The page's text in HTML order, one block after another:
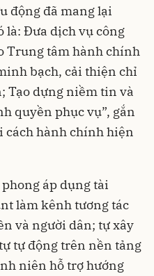
động đã mang lại
là: Đưa dịch vụ công
Trung tâm hành chính
bạch, cải thiện chỉ
Tạo dựng niềm tin và
quyền phục vụ”, gắn
cách hành chính hiện
áp dụng tài
làm kênh tương tác
và người dân; tự xây
tự động trên nền tảng
niên hỗ trợ hướng